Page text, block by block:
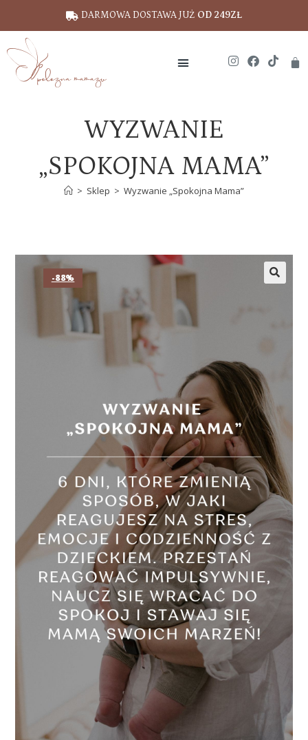
DARMOWA DOSTAWA JUŻ OD 249ZŁ
WYZWANIE
„SPOKOJNA MAMA”
> Sklep > Wyzwanie „Spokojna Mama”
-88%